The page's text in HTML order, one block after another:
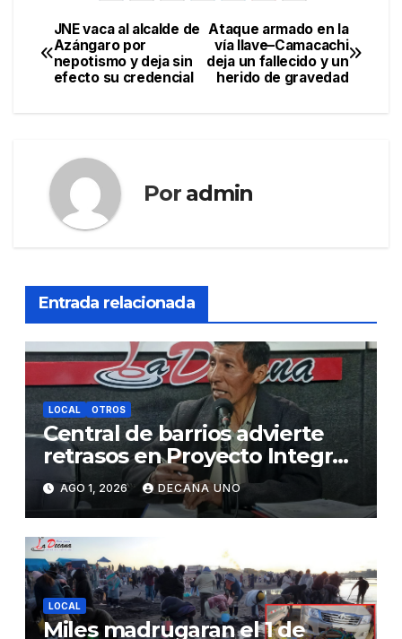
Navegación
de
Ataque armado en la
vía Ilave–Camacachi
deja un fallecido y un
herido de gravedad
JNE vaca al alcalde de
Azángaro por
nepotismo y deja sin
efecto su credencial
Por admin
Entrada relacionada
LOCAL OTROS
Central de barrios advierte
retrasos en Proyecto Integral
de Agua y Alcantarillado para
Juliaca
AGO 1, 2026 DECANA UNO
LOCAL
Miles madrugaran el 1 de